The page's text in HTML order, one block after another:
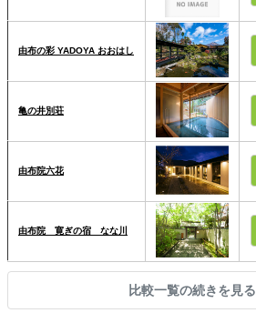
由布の彩 YADOYA おおはし
亀の井別荘
由布院六花
由布院 寛ぎの宿 なな川
比較一覧の続きを見る